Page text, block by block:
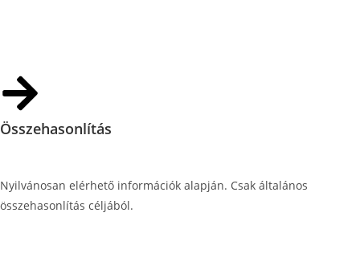
Összehasonlítás
Nyilvánosan elérhető információk alapján. Csak általános
összehasonlítás céljából.